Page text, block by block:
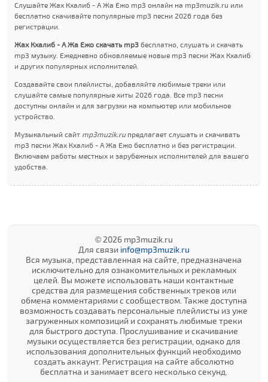
Слушайте Жах Кхалиб - А Жа Ежо mp3 онлайн на mp3muzik.ru или
бесплатно скачивайте популярные mp3 песни 2026 года без
регистрации.
Жах Кхалиб - А Жа Ежо скачать mp3 бесплатно, слушать и скачать
mp3 музыку. Ежедневно обновляемые новые mp3 песни Жах Кхалиб
и других популярных исполнителей.
Создавайте свои плейлисты, добавляйте любимые треки или
слушайте самые популярные хиты 2026 года. Все mp3 песни
доступны онлайн и для загрузки на компьютер или мобильное
устройство.
Музыкальный сайт mp3muzik.ruпредлагает слушать и скачивать
mp3 песни Жах Кхалиб - А Жа Ежо бесплатно и без регистрации.
Включаем работы местных и зарубежных исполнителей для вашего
удобства.
© 2026 mp3muzik.ru
Для связи info@mp3muzik.ru
Вся музыка, представленная на сайте, предназначена
исключительно для ознакомительных и рекламных
целей. Вы можете использовать наши контактные
средства для размещения собственных треков или
обмена комментариями с сообществом. Также доступна
возможность создавать персональные плейлисты из уже
загруженных композиций и сохранять любимые треки
для быстрого доступа. Прослушивание и скачивание
музыки осуществляется без регистрации, однако для
использования дополнительных функций необходимо
создать аккаунт. Регистрация на сайте абсолютно
бесплатна и занимает всего несколько секунд.